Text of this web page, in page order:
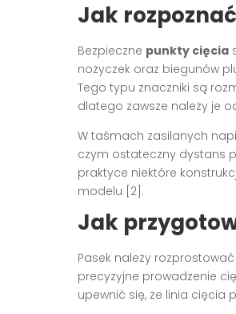
Jak
Bezpieczne punkty cięcia
nożyczek oraz biegunów
Tego typu znaczniki są
dlatego zawsze należy je
W taśmach zasilanych
czym ostateczny dystans
praktyce niektóre
modelu [2].
Jak
Pasek należy
precyzyjne prowadzenie
upewnić się, że linia cięcia